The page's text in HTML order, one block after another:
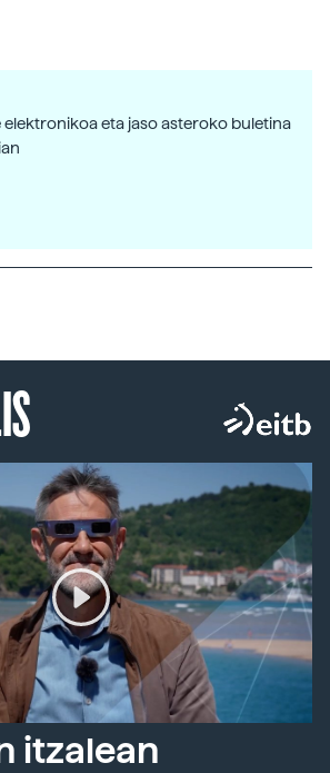
elektronikoa eta jaso asteroko buletina
itzalean